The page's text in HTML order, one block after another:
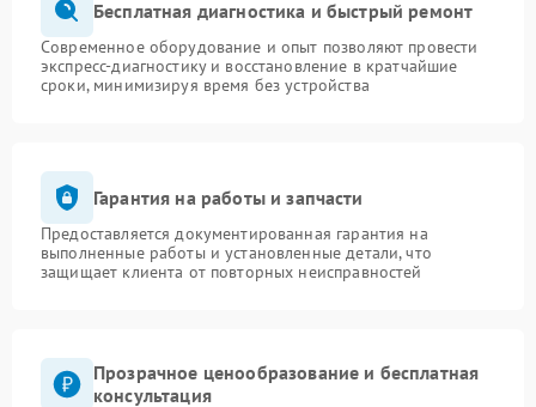
Бесплатная диагностика и быстрый ремонт
Современное оборудование и опыт позволяют провести
экспресс-диагностику и восстановление в кратчайшие
сроки, минимизируя время без устройства
Гарантия на работы и запчасти
Предоставляется документированная гарантия на
выполненные работы и установленные детали, что
защищает клиента от повторных неисправностей
Прозрачное ценообразование и бесплатная
консультация